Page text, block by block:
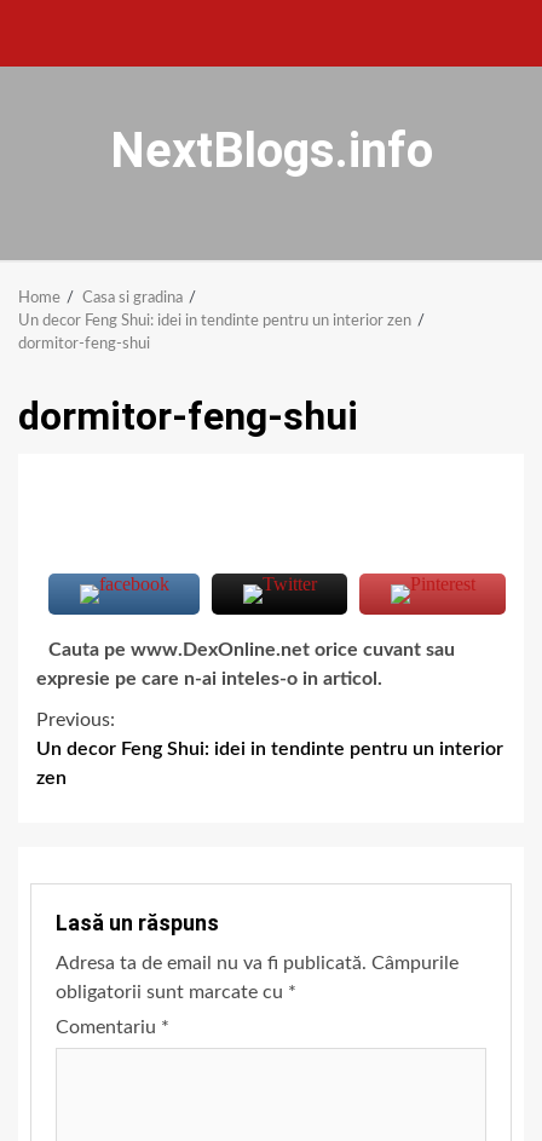
NextBlogs.info
Home
Casa si gradina
Un decor Feng Shui: idei in tendinte pentru un interior zen
dormitor-feng-shui
dormitor-feng-shui
Cauta pe www.DexOnline.net orice cuvant sau
expresie pe care n-ai inteles-o in articol.
Previous:
Un decor Feng Shui: idei in tendinte pentru un interior
zen
Lasă un răspuns
Adresa ta de email nu va fi publicată. Câmpurile
obligatorii sunt marcate cu *
Comentariu *